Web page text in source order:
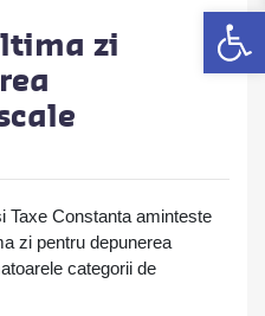
zi
Taxe Constanta aminteste
zi pentru depunerea
categorii de